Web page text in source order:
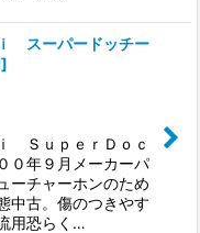
スーパードッチー
]
ＳｕｐｅｒＤｏｃ
０年９月メーカーパ
ーチャーホンのため
中古。傷のつきやす
用恐らく…